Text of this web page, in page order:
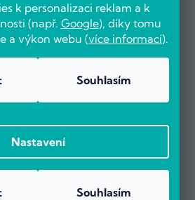
k personalizaci reklam a k
(např. Google), díky tomu
a výkon webu (více informací).
Souhlasím
Nastavení
Souhlasím